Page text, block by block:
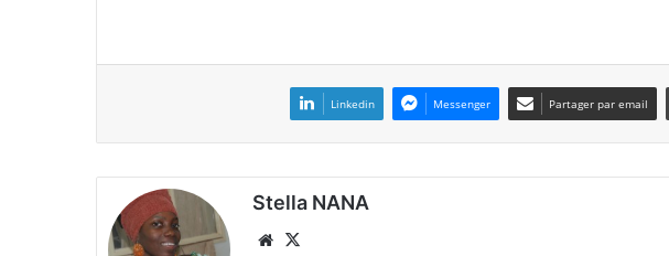
Linkedin Messenger Partager par email
Stella NANA
We